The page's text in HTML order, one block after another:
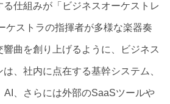
る仕組みが「ビジネスオーケストレ
ケストラの指揮者が多様な楽器奏
曲を創り上げるように、ビジネス
、社内に点在する基幹システム、
AI、さらには外部のSaaSツールや